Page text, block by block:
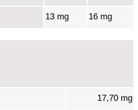
13 mg 16 mg
17,70 mg